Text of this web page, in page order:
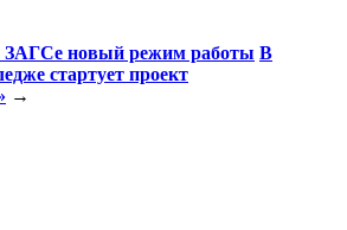
новый режим работы В
стартует проект
→